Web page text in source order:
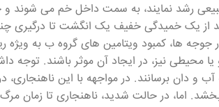
رشد نمایند، به سمت داخل خم می شوند و
از یک خمیدگی خفیف یک انگشت تا درگیری
جوجه ها، کمبود ویتامین های گروه ب به ویژه
محیطی نیز، در ایجاد آن موثر باشند. توجه
و دان برسانند. در مواجهه با این ناهنجاری،
اما، در حالت شدید، ناهنجاری تا زمان مرگ